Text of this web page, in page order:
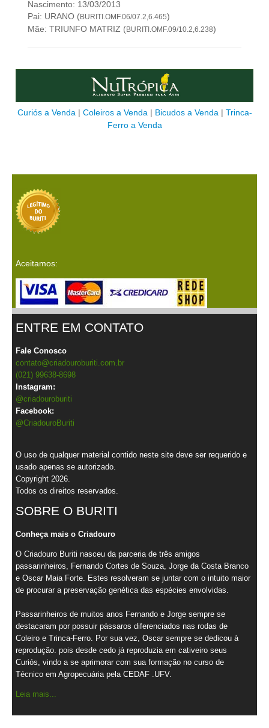
Nascimento: 13/03/2013
Pai: URANO (BURITI.OMF.06/07.2,6.465)
Mãe: TRIUNFO MATRIZ (BURITI.OMF.09/10.2,6.238)
Curiós a Venda| Coleiros a Venda| Bicudos a Venda| Trinca-
Ferro a Venda
Aceitamos:
ENTRE EM CONTATO
Fale Conosco
contato@criadouroburiti.com.br
(021) 99638-8698
Instagram:
@criadouroburiti
Facebook:
@CriadouroBuriti
O uso de qualquer material contido neste site deve ser requerido e
usado apenas se autorizado.
Copyright 2026.
Todos os direitos reservados.
SOBRE O BURITI
Conheça mais o Criadouro
O Criadouro Buriti nasceu da parceria de três amigos
passarinheiros, Fernando Cortes de Souza, Jorge da Costa Branco
e Oscar Maia Forte. Estes resolveram se juntar com o intuito maior
de procurar a preservação genética das espécies envolvidas.
Passarinheiros de muitos anos Fernando e Jorge sempre se
destacaram por possuir pássaros diferenciados nas rodas de
Coleiro e Trinca-Ferro. Por sua vez, Oscar sempre se dedicou à
reprodução. pois desde cedo já reproduzia em cativeiro seus
Curiós, vindo a se aprimorar com sua formação no curso de
Técnico em Agropecuária pela CEDAF .UFV.
Leia mais...